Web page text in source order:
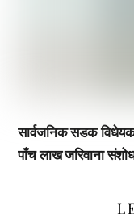
सार्वजनिक सडक
पाँच लाख जरिवाना